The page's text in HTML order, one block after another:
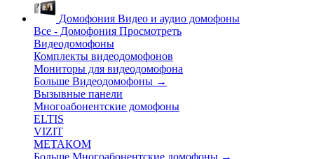
Домофония Видео и аудио домофоны
Все - Домофония Просмотреть
Видеодомофоны
Комплекты видеодомофонов
Мониторы для видеодомофона
Больше Видеодомофоны →
Вызывные панели
Многоабонентские домофоны
ELTIS
VIZIT
МЕТАКОМ
Больше Многоабонентские домофоны →